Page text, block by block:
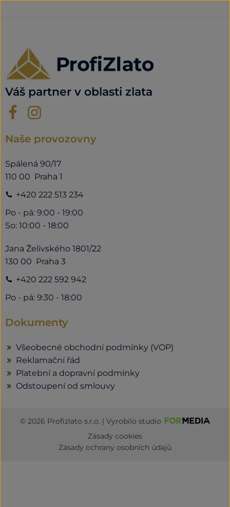
Váš partner v oblasti zlata
Naše provozovny
Spálená 90/17
110 00 Praha 1
+420 222 513 234
Po - pá: 9:00 - 19:00
So: 10:00 - 18:00
Jana Želivského 1801/22
130 00 Praha 3
+420 222 592 942
Po - pá: 9:30 - 18:00
Dokumenty
Všeobecné obchodní podmínky (VOP)
Reklamační řád
Platební a dopravní podmínky
Odstoupení od smlouvy
© 2026 Profizlato s.r.o. | Vyrobilo studio
Zásady cookies
Zásady ochrany osobních údajů